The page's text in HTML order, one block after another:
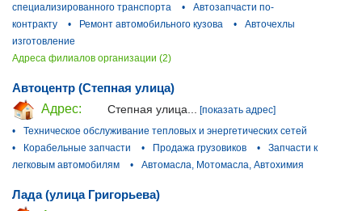
специализированного транспорта
•
Автозапчасти по-
контракту
• Ремонт автомобильного кузова •
Авточехлы
изготовление
Адреса филиалов организации (2)
Автоцентр (Степная улица)
Адрес:
Степная улица...
[показать адрес]
•
Техническое обслуживание тепловых и энергетических сетей
•
Корабельные запчасти • Продажа грузовиков •
Запчасти к
легковым автомобилям
• Автомасла, Мотомасла, Автохимия
Лада (улица Григорьева)